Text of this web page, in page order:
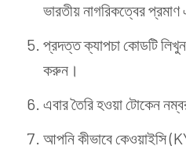
ভারতীয় নাগরিকত্বের
প্রদত্ত ক্যাপচা কোডটি লিখুন
করুন।
এবার তৈরি হওয়া টোকেন
আপনি কীভাবে কেওয়াইসি